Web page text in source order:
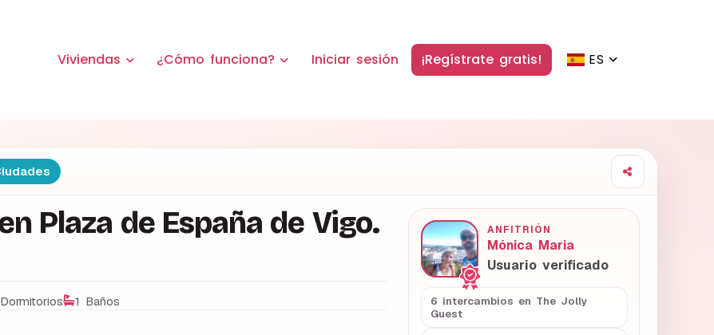
Viviendas ¿Cómo funciona? Iniciar sesión ¡Regístrate gratis! ES
Plaza de España de Vigo.
1 Baños
ANFITRIÓN
Mónica Maria
Usuario verificado
6 intercambios en The Jolly
Guest